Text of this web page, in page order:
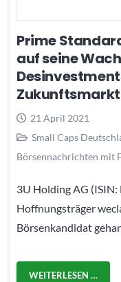
Prime
auf seine
21 April 2021
Small Caps
Börsennachrichten mit
3U Holding AG
Hoffnungsträger
Börsenkandidat
WEITERLESEN …